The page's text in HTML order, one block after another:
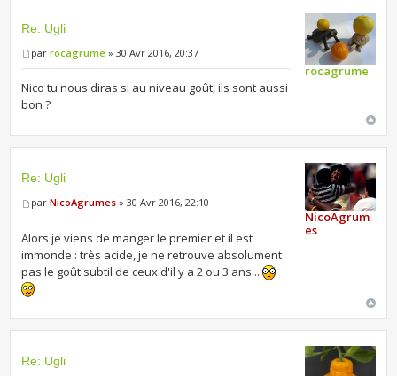
Re: Ugli
parrocagrume » 30 Avr 2016, 20:37
Nico tu nous diras si au niveau goût, ils sont aussi
bon ?
rocagrume
Re: Ugli
parNicoAgrumes » 30 Avr 2016, 22:10
Alors je viens de manger le premier et il est
immonde : très acide, je ne retrouve absolument
pas le goût subtil de ceux d'il y a 2 ou 3 ans...
NicoAgrum
es
Re: Ugli